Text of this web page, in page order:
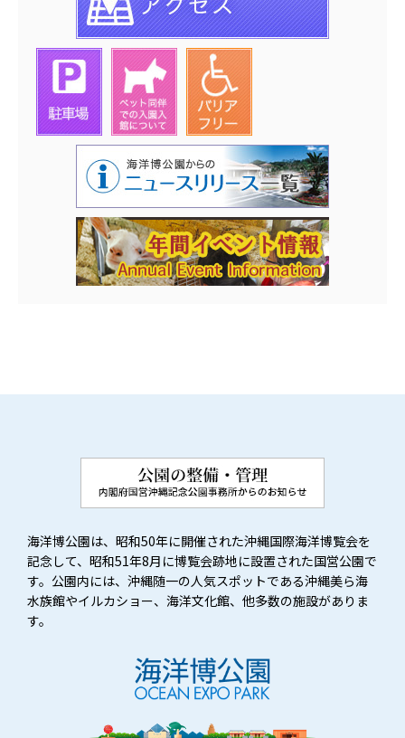
海洋博公園は、昭和50年に開催された沖縄国際海洋博覧会を
記念して、昭和51年8月に博覧会跡地に設置された国営公園で
す。公園内には、沖縄随一の人気スポットである沖縄美ら海
水族館やイルカショー、海洋文化館、他多数の施設がありま
す。